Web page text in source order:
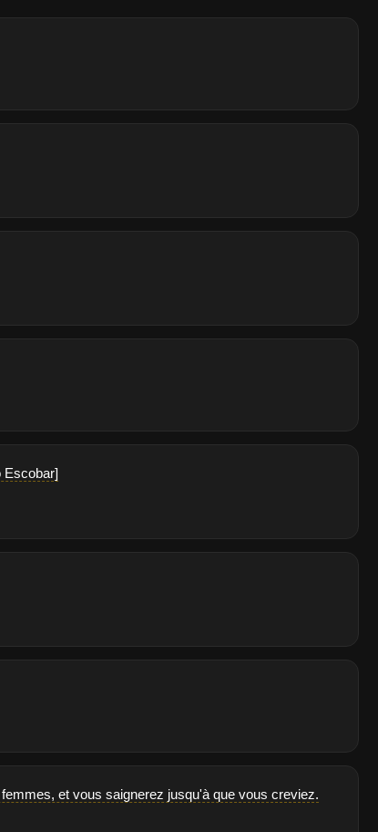
Escobar]
et vous saignerez jusqu'à que vous creviez.